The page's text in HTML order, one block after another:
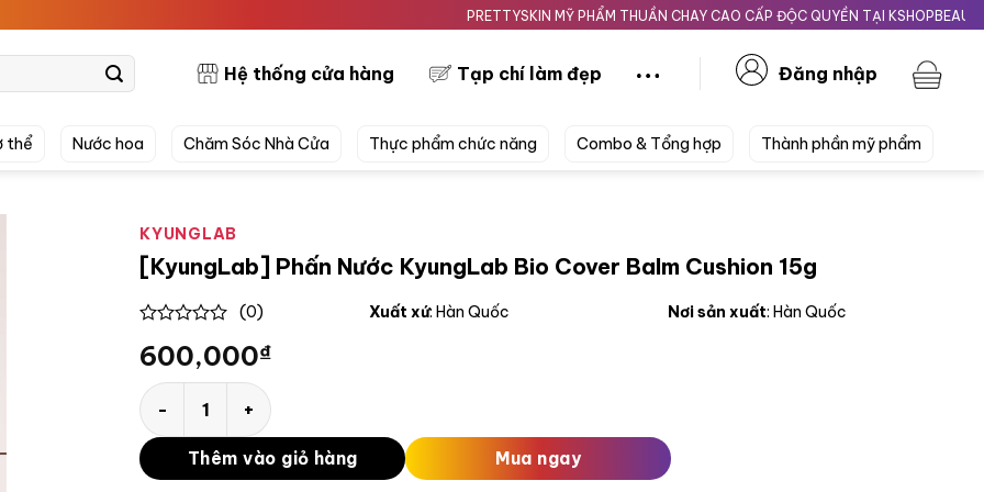
PRETTYSKIN MỸ PHẨM THUẦN CHAY CAO CẤP ĐỘC QUYỀN TẠI KSHOPBEAUTY.VN
Hệ thống cửa hàng Tạp chí làm đẹp Đăng nhập
thể Nước hoa Chăm Sóc Nhà Cửa Thực phẩm chức năng Combo & Tổng hợp Thành phần mỹ phẩm
KYUNGLAB
[KyungLab] Phấn Nước KyungLab Bio Cover Balm Cushion 15g
out
5
(0) Xuất xứ: Hàn Quốc Nơi sản xuất: Hàn Quốc
600,000₫
[KyungLab] Phấn Nước KyungLab Bio Cover Balm Cushion 15g số lượng
Thêm vào giỏ hàng Mua ngay